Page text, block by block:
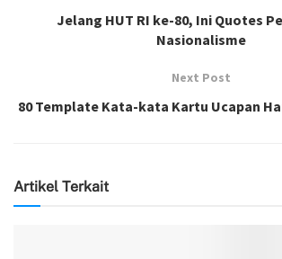
Jelang HUT RI ke-80, Ini Quotes
Nasionalisme
Next Post
80 Template Kata-kata Kartu Ucapan
Artikel Terkait